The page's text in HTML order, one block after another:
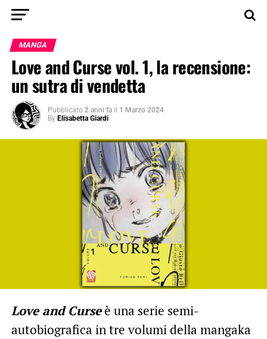
MANGA
Love and Curse vol. 1, la recensione:
un sutra di vendetta
Pubblicato 2 anni fa il 1 Marzo 2024
By Elisabetta Giardi
Love and Curseè una serie semi-
autobiografica in tre volumi della mangaka